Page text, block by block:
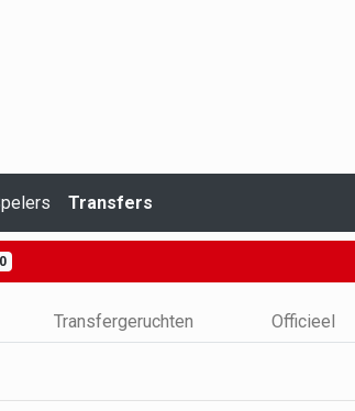
Transfers
0
Transfergeruchten Officieel